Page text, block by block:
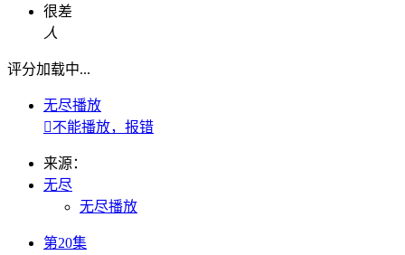
很差
人
评分加载中...
无尽播放
不能播放，报错
来源：
无尽
无尽播放
第20集